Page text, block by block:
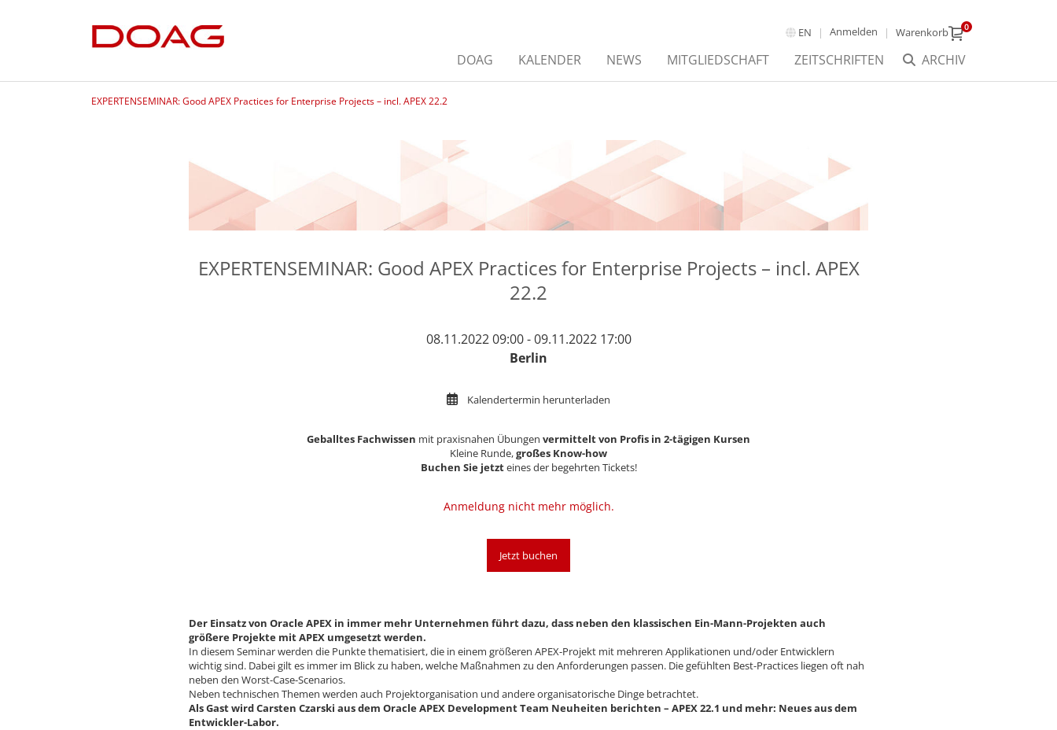
EN Anmelden Warenkorb 0
ARCHIV
DOAG KALENDER NEWS MITGLIEDSCHAFT ZEITSCHRIFTEN
EXPERTENSEMINAR: Good APEX Practices for Enterprise Projects – incl. APEX 22.2
EXPERTENSEMINAR: Good APEX Practices for Enterprise Projects – incl. APEX
22.2
08.11.2022 09:00 - 09.11.2022 17:00
Berlin
Kalendertermin herunterladen
Geballtes Fachwissen mit praxisnahen Übungen vermittelt von Profis in 2-tägigen Kursen
Kleine Runde,großes Know-how
Buchen Sie jetzteines der begehrten Tickets!
Anmeldung nicht mehr möglich.
Jetzt buchen
Der Einsatz von Oracle APEX in immer mehr Unternehmen führt dazu, dass neben den klassischen Ein-Mann-Projekten auch
größere Projekte mit APEX umgesetzt werden.
In diesem Seminar werden die Punkte thematisiert, die in einem größeren APEX-Projekt mit mehreren Applikationen und/oder Entwicklern
wichtig sind. Dabei gilt es immer im Blick zu haben, welche Maßnahmen zu den Anforderungen passen. Die gefühlten Best-Practices liegen oft nah
neben den Worst-Case-Scenarios.
Neben technischen Themen werden auch Projektorganisation und andere organisatorische Dinge betrachtet.
Als Gast wird Carsten Czarski aus dem Oracle APEX Development Team Neuheiten berichten – APEX 22.1 und mehr: Neues aus dem
Entwickler-Labor.